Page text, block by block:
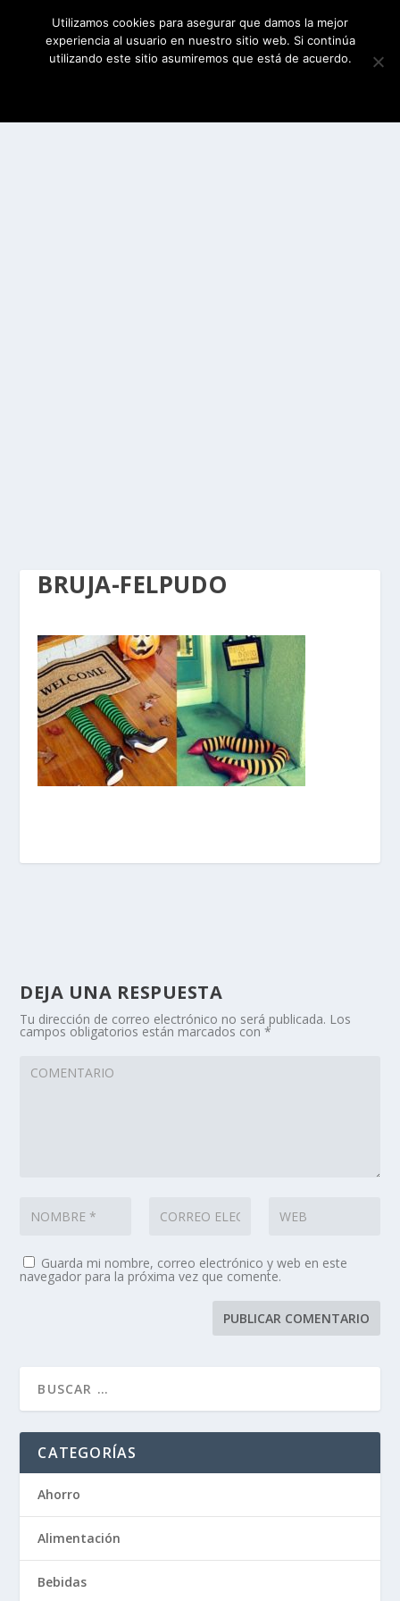
BRUJA-FELPUDO
DEJA UNA RESPUESTA
Tu dirección de correo electrónico no será publicada. Los
campos obligatorios están marcados con*
Guarda mi nombre, correo electrónico y web en este
navegador para la próxima vez que comente.
CATEGORÍAS
Ahorro
Alimentación
Bebidas
Utilizamos cookies para asegurar que damos la mejor
experiencia al usuario en nuestro sitio web. Si continúa
utilizando este sitio asumiremos que está de acuerdo.